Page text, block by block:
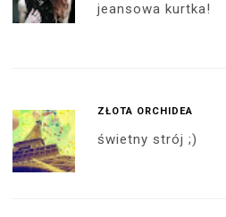
jeansowa kurtka!
ZŁOTA ORCHIDEA
świetny strój ;)